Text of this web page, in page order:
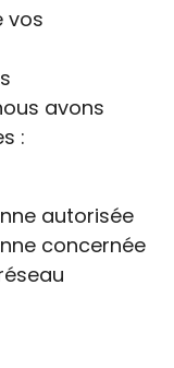
vos
avons
:
autorisée
concernée